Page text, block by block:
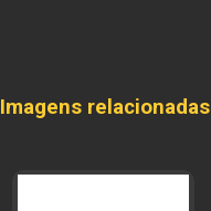
Imagens relacionadas